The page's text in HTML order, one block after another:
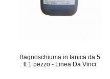
Bagnoschiuma in tanica da 5
lt 1 pezzo - Linea Da Vinci